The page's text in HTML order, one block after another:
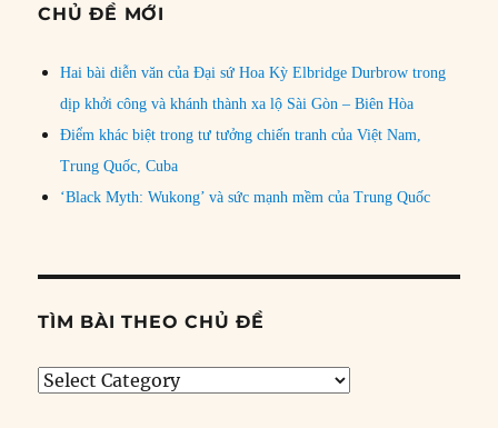
CHỦ ĐỀ MỚI
Hai bài diễn văn của Đại sứ Hoa Kỳ Elbridge Durbrow trong
dịp khởi công và khánh thành xa lộ Sài Gòn – Biên Hòa
Điểm khác biệt trong tư tưởng chiến tranh của Việt Nam,
Trung Quốc, Cuba
‘Black Myth: Wukong’ và sức mạnh mềm của Trung Quốc
TÌM BÀI THEO CHỦ ĐỀ
Tìm